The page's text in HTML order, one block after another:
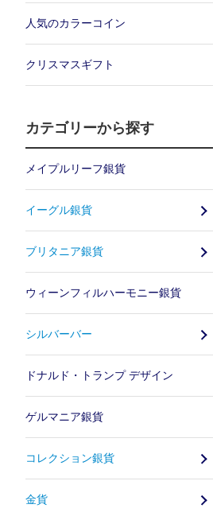
人気のカラーコイン
クリスマスギフト
カテゴリーから探す
メイプルリーフ銀貨
イーグル銀貨
ブリタニア銀貨
ウィーンフィルハーモニー銀貨
シルバーバー
ドナルド・トランプ デザイン
ゲルマニア銀貨
コレクション銀貨
金貨